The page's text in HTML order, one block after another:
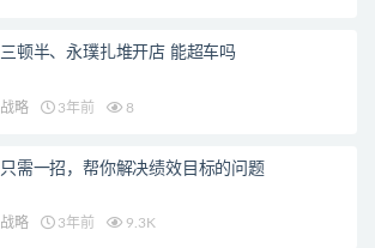
三顿半、永璞扎堆开店 能超车吗
战略 3年前 8
只需一招，帮你解决绩效目标的问题
战略 3年前 9.3K